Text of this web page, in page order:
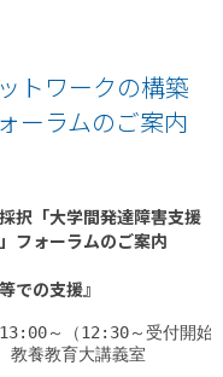
トワークの構築
ーラムのご案内
択「大学間発達障害支援
フォーラムのご案内
での支援』
～（12:30～受付開始
教養教育大講義室